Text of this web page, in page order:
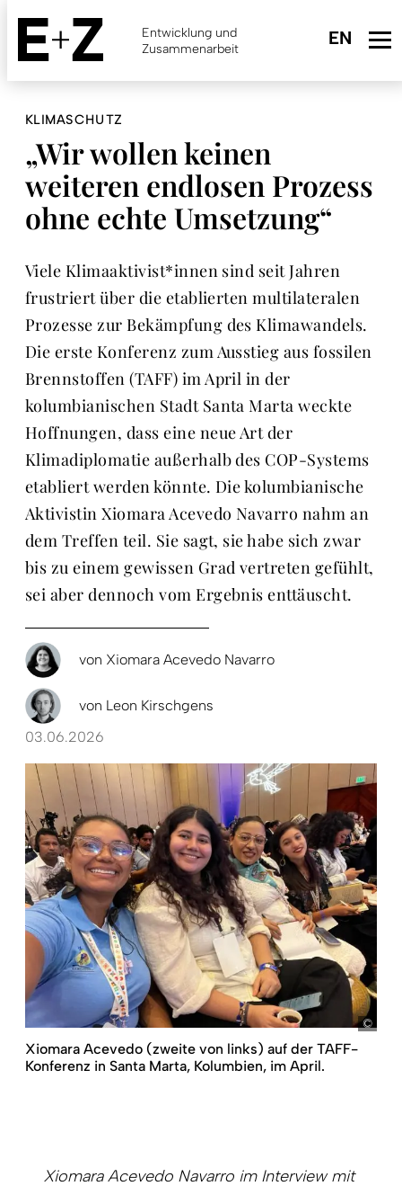
Skip
main
content
Entwicklung und
Zusammenarbeit
KLIMASCHUTZ
„Wir wollen keinen
weiteren endlosen Prozess
ohne echte Umsetzung“
Viele Klimaaktivist*innen sind seit Jahren
frustriert über die etablierten multilateralen
Prozesse zur Bekämpfung des Klimawandels.
Die erste Konferenz zum Ausstieg aus fossilen
Brennstoffen (TAFF) im April in der
kolumbianischen Stadt Santa Marta weckte
Hoffnungen, dass eine neue Art der
Klimadiplomatie außerhalb des COP-Systems
etabliert werden könnte. Die kolumbianische
Aktivistin Xiomara Acevedo Navarro nahm an
dem Treffen teil. Sie sagt, sie habe sich zwar
bis zu einem gewissen Grad vertreten gefühlt,
sei aber dennoch vom Ergebnis enttäuscht.
von Xiomara Acevedo Navarro
von Leon Kirschgens
03.06.2026
Xiomara Acevedo (zweite von links) auf der TAFF-
Konferenz in Santa Marta, Kolumbien, im April.
Xiomara Acevedo Navarro im Interview mit